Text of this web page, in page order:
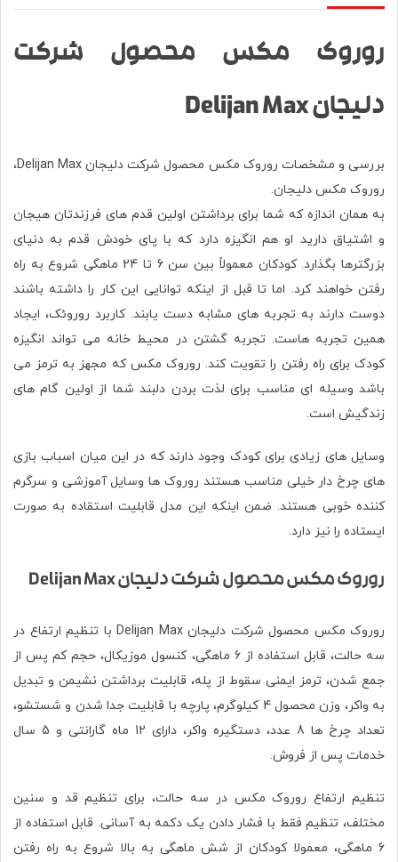
روروک مکس محصول شرکت
دلیجان Delijan Max
بررسی و مشخصات روروک مکس محصول شرکت دلیجان Delijan Max،
روروک مکس دلیجان.
به همان اندازه که شما برای برداشتن اولین قدم های فرزندتان هیجان
و اشتیاق دارید او هم انگیزه دارد که با پای خودش قدم به دنیای
بزرگترها بگذارد. کودکان معمولاً بین سن 6 تا 24 ماهگی شروع به راه
رفتن خواهند کرد. اما تا قبل از اینکه توانایی این کار را داشته باشند
دوست دارند به تجربه های مشابه دست یابند. کاربرد روروئک، ایجاد
همین تجربه هاست. تجربه گشتن در محیط خانه می تواند انگیزه
کودک برای راه رفتن را تقویت کند. روروک مکس که مجهز به ترمز می
باشد وسیله ای مناسب برای لذت بردن دلبند شما از اولین گام های
زندگیش است.
وسایل های زیادی برای کودک وجود دارند که در این میان اسباب بازی
های چرخ دار خیلی مناسب هستند روروک ها وسایل آموزشی و سرگرم
کننده خوبی هستند. ضمن اینکه این مدل قابلیت استقاده به صورت
ایستاده را نیز دارد.
روروک مکس محصول شرکت دلیجان Delijan Max
روروک مکس محصول شرکت دلیجان Delijan Max با تنظیم ارتفاع در
سه حالت، قابل استفاده از 6 ماهگی، کنسول موزیکال، حجم کم پس از
جمع شدن، ترمز ایمنی سقوط از پله، قابلیت برداشتن نشیمن و تبدیل
به واکر، وزن محصول 4 کیلوگرم، پارچه با قابلیت جدا شدن و شستشو،
تعداد چرخ ها 8 عدد، دستگیره واکر، دارای 12 ماه گارانتی و 5 سال
خدمات پس از فروش.
تنظیم ارتفاع روروک مکس در سه حالت، برای تنظیم قد و سنین
مختلف، تنظیم فقط با فشار دادن یک دکمه به آسانی. قابل استفاده از
6 ماهگی، معمولا کودکان از شش ماهگی به بالا شروع به راه رفتن